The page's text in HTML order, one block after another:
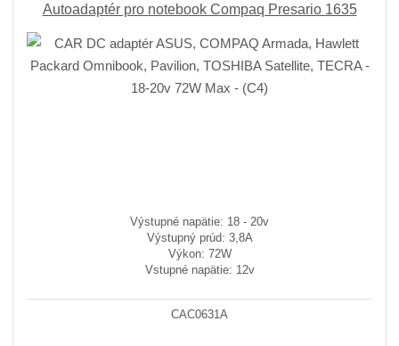
Autoadaptér pro notebook Compaq Presario 1635
Výstupné napätie: 18 - 20v
Výstupný prúd: 3,8A
Výkon: 72W
Vstupné napätie: 12v
CAC0631A